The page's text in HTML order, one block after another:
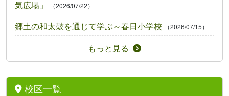
気広場」
（2026/07/22）
郷土の和太鼓を通じて学ぶ～春日小学校 （2026/07/15）
もっと見る
校区一覧